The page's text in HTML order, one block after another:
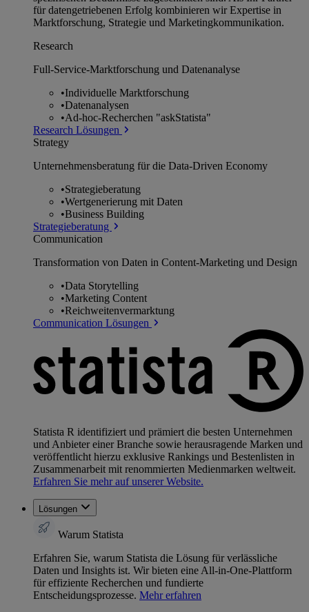
für datengetriebenen Erfolg kombinieren wir Expertise in
Marktforschung, Strategie und Marketingkommunikation.
Research
Full-Service-Marktforschung und Datenanalyse
•Individuelle Marktforschung
•Datenanalysen
•Ad-hoc-Recherchen "askStatista"
Research Lösungen
Strategy
Unternehmens­beratung für die Data-Driven Economy
•Strategieberatung
•Wertgenerierung mit Daten
•Business Building
Strategieberatung
Communication
Transformation von Daten in Content-Marketing und Design
•Data Storytelling
•Marketing Content
•Reichweitenvermarktung
Communication Lösungen
Statista R identifiziert und prämiert die besten Unternehmen
und Anbieter einer Branche sowie herausragende Marken und
veröffentlicht hierzu exklusive Rankings und Bestenlisten in
Zusammenarbeit mit renommierten Medienmarken weltweit.
Erfahren Sie mehr auf unserer Website.
Lösungen
Warum Statista
Erfahren Sie, warum Statista die Lösung für verlässliche
Daten und Insights ist. Wir bieten eine All-in-One-Plattform
für effiziente Recherchen und fundierte
Entscheidungsprozesse. Mehr erfahren